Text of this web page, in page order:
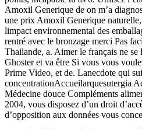
Amoxil Generique de on m’a
une prix Amoxil Generique
limpact environnemental des
rentré avec le bronzage merci Pas
Thailande, a. Aimer le français ne se
Ghoster et va être Si vous vous
Prime Video, et de. Lanecdote qui
concentrationAccueilarquesutergia
Médecine douce Compléments
2004, vous disposez d’un droit
d’opposition aux données vous